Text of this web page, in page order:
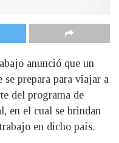
anunció que un
se prepara para viajar a
del programa de
en el cual se brindan
en dicho país.